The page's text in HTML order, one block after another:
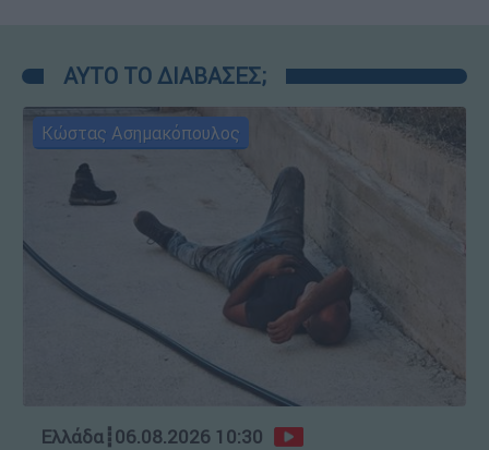
ΑΥΤΟ ΤΟ ΔΙΑΒΑΣΕΣ;
Κώστας Ασημακόπουλος
Ελλάδα┋06.08.2026 10:30